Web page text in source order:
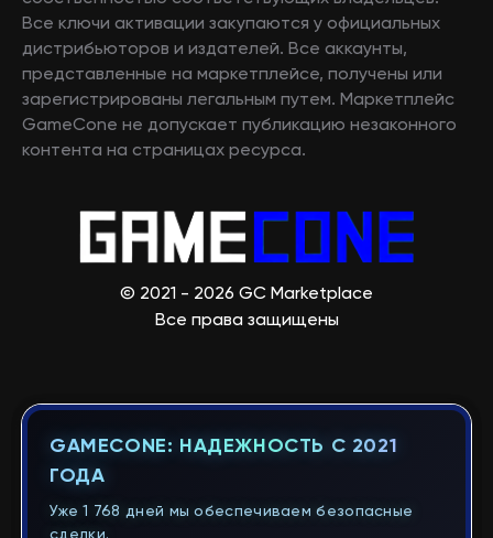
Все ключи активации закупаются у официальных
дистрибьюторов и издателей. Все аккаунты,
представленные на маркетплейсе, получены или
зарегистрированы легальным путем. Маркетплейс
GameCone не допускает публикацию незаконного
контента на страницах ресурса.
© 2021 - 2026 GC Marketplace
Все права защищены
GAMECONE: НАДЕЖНОСТЬ С 2021
ГОДА
Уже 1 768 дней мы обеспечиваем безопасные
сделки.